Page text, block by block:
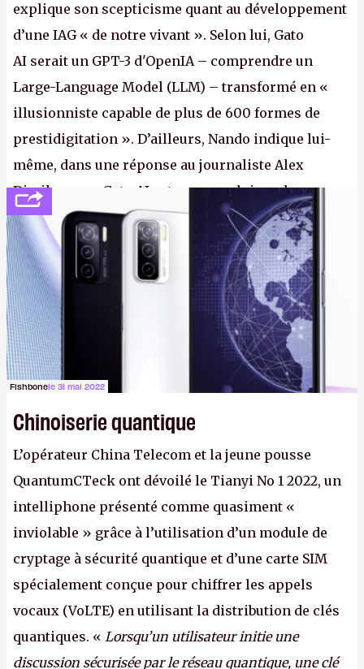
explique son scepticisme quant au développement
d’une IAG « de notre vivant ». Selon lui, Gato
AI serait un GPT-3 d'OpenIA – comprendre un
Large-Language Model (LLM) – transformé en «
illusionniste capable de plus de 600 formes de
prestidigitation ». D’ailleurs, Nando indique lui-
même, dans une réponse au journaliste Alex
Dimikas, que Gato AI est « encore loin » de
prétendre réussir le célèbre test de Turing. (Crédit
photo : Pexels - Arthur Brognoli)
Fishbonele 31 mai 2022
Chinoiserie quantique
L’opérateur China Telecom et la jeune pousse
QuantumCTeck ont dévoilé le Tianyi No 1 2022, un
intelliphone présenté comme quasiment «
inviolable » grâce à l’utilisation d’un module de
cryptage à sécurité quantique et d’une carte SIM
spécialement conçue pour chiffrer les appels
vocaux (VoLTE) en utilisant la distribution de clés
quantiques. « Lorsqu’un utilisateur initie une
discussion sécurisée par le réseau quantique, une clé